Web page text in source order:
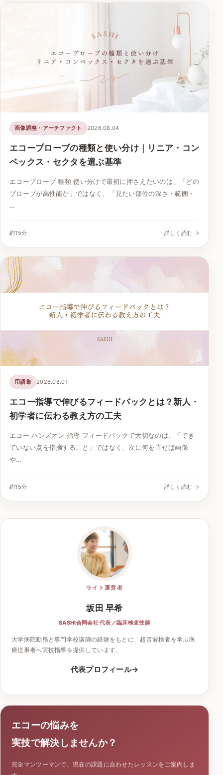
画像調整・アーチファクト 2026.08.04
エコープローブの種類と使い分け｜リニア・コン
ベックス・セクタを選ぶ基準
エコープローブ 種類 使い分けで最初に押さえたいのは、「どの
プローブが高性能か」ではなく、「見たい部位の深さ・範囲・
…
約15分 詳しく読む →
用語集 2026.08.01
エコー指導で伸びるフィードバックとは？新人・
初学者に伝わる教え方の工夫
エコー ハンズオン 指導 フィードバックで大切なのは、「でき
ていない点を指摘すること」ではなく、次に何を直せば画像
や…
約15分 詳しく読む →
サイト運営者
坂田 早希
SASHI合同会社 代表／臨床検査技師
大学病院勤務と専門学校講師の経験をもとに、超音波検査を学ぶ医
療従事者へ実技指導を提供しています。
代表プロフィール
エコーの悩みを
実技で解決しませんか？
完全マンツーマンで、現在の課題に合わせたレッスンをご案内しま